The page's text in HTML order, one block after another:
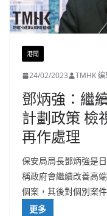
港聞
24/02/2023 TMHK
鄧炳強：繼
計劃政策 檢
再作處理
保安局局長鄧炳強是
稱政府會繼續改善高
個案，其後對個別案
更多